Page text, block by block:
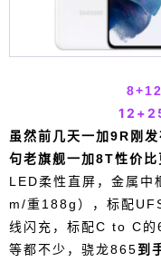
虽然前几天一加9R刚
句老旗舰一加8T性价比
LED柔性直屏，金属中
m/重188g），标配
线闪充，标配C to C的
等都不少，骁龙865到
5W闪充，对于有
代realme真我Q2
的65W闪充机型，
错，8+128GB素皮
B到手价1499元
ds Live：621元 耳
动降噪，但实际体
压迫感也会少一些
是迷雾金配色，且
耳朵，相对更舒服
不喜欢入耳式降噪
强，Buds Pro其实